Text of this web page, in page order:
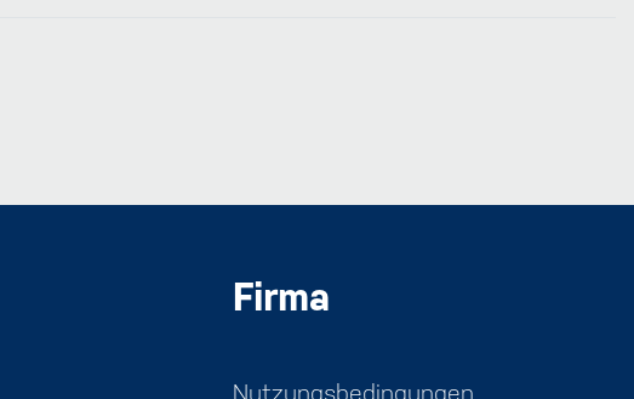
Firma
Nutzungsbedingungen